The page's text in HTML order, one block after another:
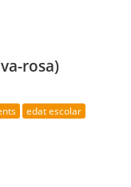
rosa)
edat escolar